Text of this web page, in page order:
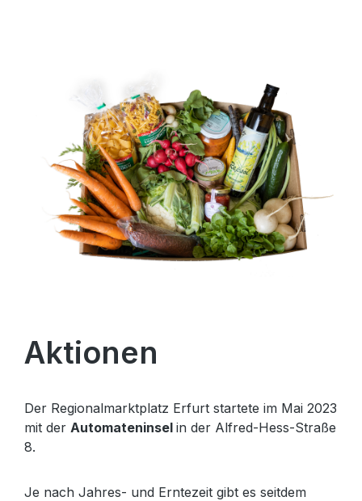
Aktionen
Der Regionalmarktplatz Erfurt startete im Mai 2023
mit der Automateninsel in der Alfred-Hess-Straße
8.
Je nach Jahres- und Erntezeit gibt es seitdem